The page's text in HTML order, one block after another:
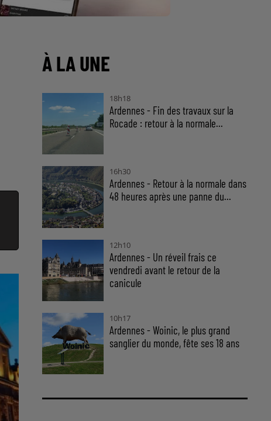
À LA UNE
18h18
Ardennes - Fin des travaux sur la
Rocade : retour à la normale...
16h30
Ardennes - Retour à la normale dans
48 heures après une panne du...
12h10
Ardennes - Un réveil frais ce
vendredi avant le retour de la
canicule
10h17
Ardennes - Woinic, le plus grand
sanglier du monde, fête ses 18 ans